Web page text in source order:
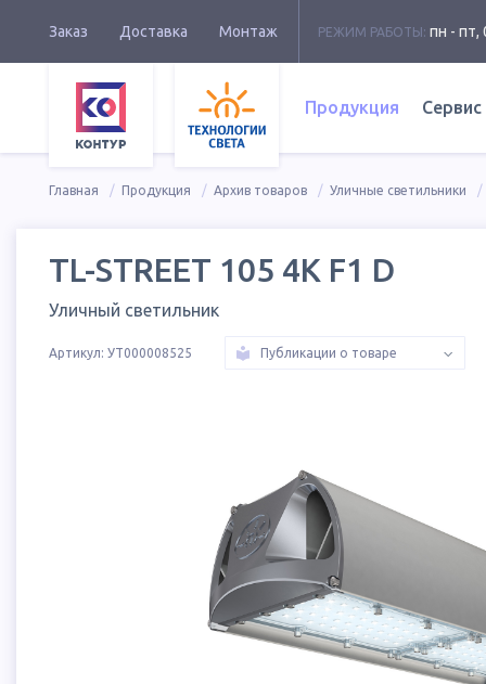
Заказ Доставка Монтаж РЕЖИМ РАБОТЫ: пн - пт,
Продукция Сервис
Главная Продукция Архив товаров Уличные светильники
TL-STREET 105 4K F1 D
Уличный светильник
Артикул: УТ000008525 Публикации о товаре